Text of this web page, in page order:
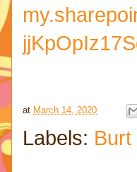
at March 14, 2020
Labels: Burt